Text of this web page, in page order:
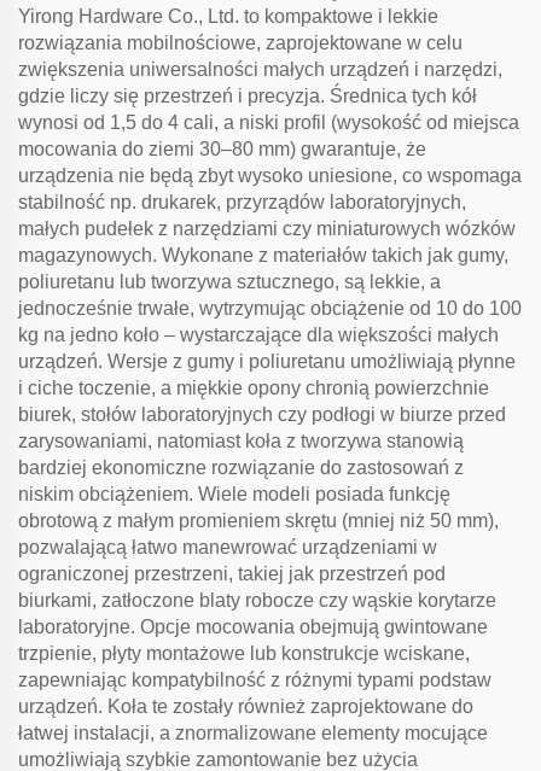
Yirong Hardware Co., Ltd. to kompaktowe i lekkie
rozwiązania mobilnościowe, zaprojektowane w celu
zwiększenia uniwersalności małych urządzeń i narzędzi,
gdzie liczy się przestrzeń i precyzja. Średnica tych kół
wynosi od 1,5 do 4 cali, a niski profil (wysokość od miejsca
mocowania do ziemi 30–80 mm) gwarantuje, że
urządzenia nie będą zbyt wysoko uniesione, co wspomaga
stabilność np. drukarek, przyrządów laboratoryjnych,
małych pudełek z narzędziami czy miniaturowych wózków
magazynowych. Wykonane z materiałów takich jak gumy,
poliuretanu lub tworzywa sztucznego, są lekkie, a
jednocześnie trwałe, wytrzymując obciążenie od 10 do 100
kg na jedno koło – wystarczające dla większości małych
urządzeń. Wersje z gumy i poliuretanu umożliwiają płynne
i ciche toczenie, a miękkie opony chronią powierzchnie
biurek, stołów laboratoryjnych czy podłogi w biurze przed
zarysowaniami, natomiast koła z tworzywa stanowią
bardziej ekonomiczne rozwiązanie do zastosowań z
niskim obciążeniem. Wiele modeli posiada funkcję
obrotową z małym promieniem skrętu (mniej niż 50 mm),
pozwalającą łatwo manewrować urządzeniami w
ograniczonej przestrzeni, takiej jak przestrzeń pod
biurkami, zatłoczone blaty robocze czy wąskie korytarze
laboratoryjne. Opcje mocowania obejmują gwintowane
trzpienie, płyty montażowe lub konstrukcje wciskane,
zapewniając kompatybilność z różnymi typami podstaw
urządzeń. Koła te zostały również zaprojektowane do
łatwej instalacji, a znormalizowane elementy mocujące
umożliwiają szybkie zamontowanie bez użycia